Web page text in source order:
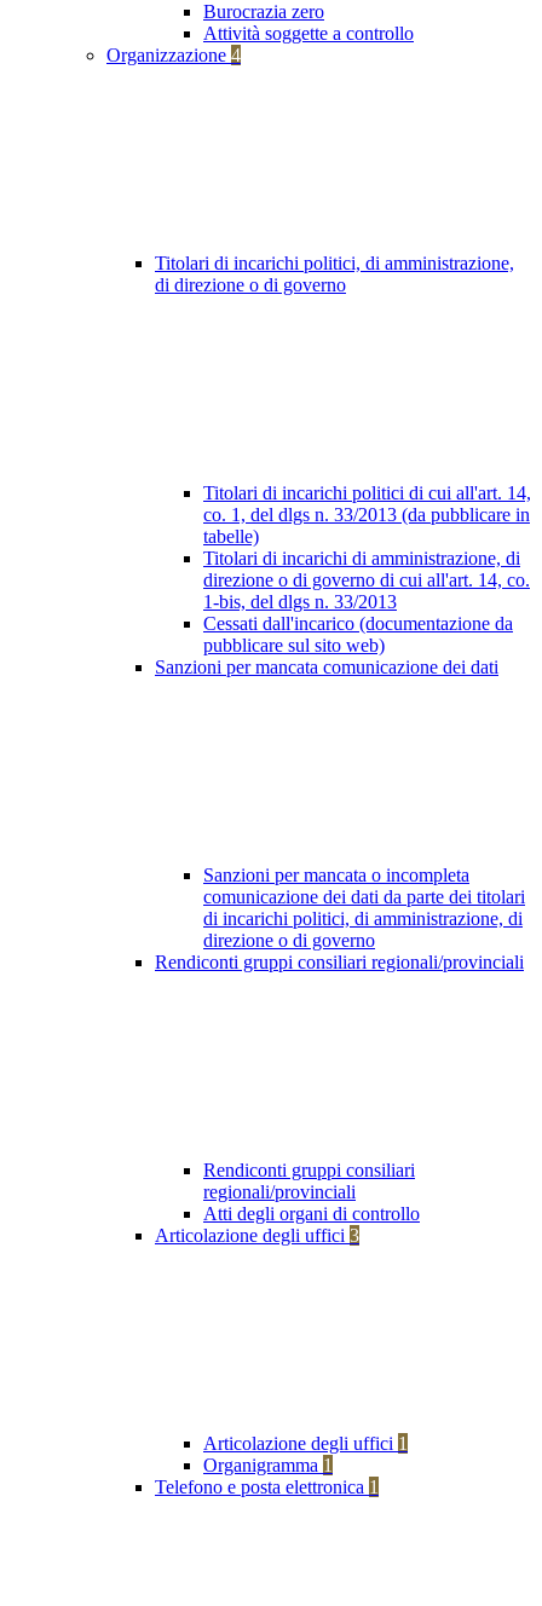
Burocrazia zero
Attività soggette a controllo
Organizzazione 4
Titolari di incarichi politici, di amministrazione,
di direzione o di governo
Titolari di incarichi politici di cui all'art. 14,
co. 1, del dlgs n. 33/2013 (da pubblicare in
tabelle)
Titolari di incarichi di amministrazione, di
direzione o di governo di cui all'art. 14, co.
1-bis, del dlgs n. 33/2013
Cessati dall'incarico (documentazione da
pubblicare sul sito web)
Sanzioni per mancata comunicazione dei dati
Sanzioni per mancata o incompleta
comunicazione dei dati da parte dei titolari
di incarichi politici, di amministrazione, di
direzione o di governo
Rendiconti gruppi consiliari regionali/provinciali
Rendiconti gruppi consiliari
regionali/provinciali
Atti degli organi di controllo
Articolazione degli uffici 3
Articolazione degli uffici 1
Organigramma 1
Telefono e posta elettronica 1